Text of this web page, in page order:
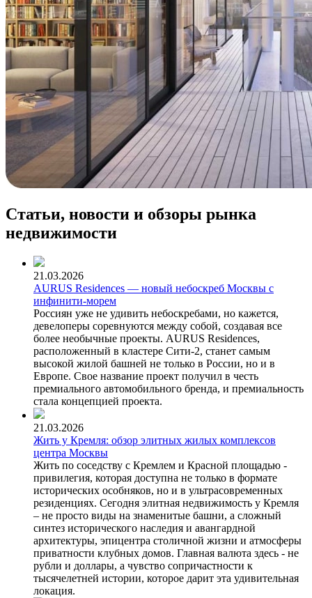
Статьи, новости и обзоры рынка
недвижимости
21.03.2026
AURUS Residences — новый небоскреб Москвы с
инфинити-морем
Россиян уже не удивить небоскребами, но кажется,
девелоперы соревнуются между собой, создавая все
более необычные проекты. AURUS Residences,
расположенный в кластере Сити-2, станет самым
высокой жилой башней не только в России, но и в
Европе. Свое название проект получил в честь
премиального автомобильного бренда, и премиальность
стала концепцией проекта.
21.03.2026
Жить у Кремля: обзор элитных жилых комплексов
центра Москвы
Жить по соседству с Кремлем и Красной площадью -
привилегия, которая доступна не только в формате
исторических особняков, но и в ультрасовременных
резиденциях. Сегодня элитная недвижимость у Кремля
– не просто виды на знаменитые башни, а сложный
синтез исторического наследия и авангардной
архитектуры, эпицентра столичной жизни и атмосферы
приватности клубных домов. Главная валюта здесь - не
рубли и доллары, а чувство сопричастности к
тысячелетней истории, которое дарит эта удивительная
локация.